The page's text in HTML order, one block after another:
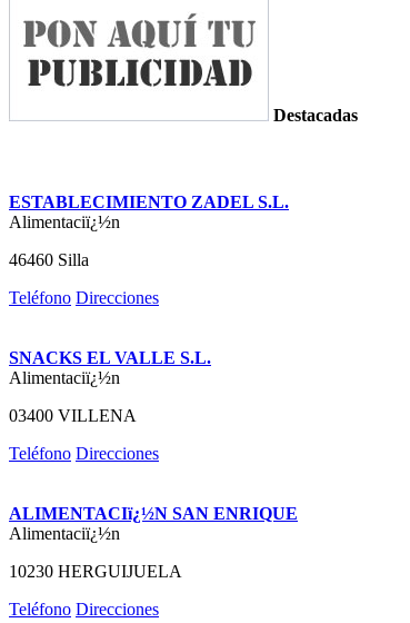
Destacadas
ESTABLECIMIENTO ZADEL S.L.
Alimentaciï¿½n
46460 Silla
Teléfono Direcciones
SNACKS EL VALLE S.L.
Alimentaciï¿½n
03400 VILLENA
Teléfono Direcciones
ALIMENTACIï¿½N SAN ENRIQUE
Alimentaciï¿½n
10230 HERGUIJUELA
Teléfono Direcciones